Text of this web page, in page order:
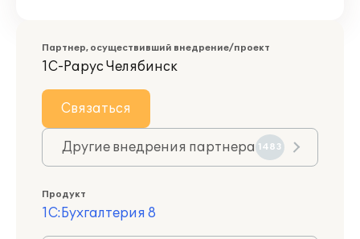
Партнер, осуществивший внедрение/проект
1С-Рарус Челябинск
Связаться
Другие внедрения партнера 1483
Продукт
1С:Бухгалтерия 8